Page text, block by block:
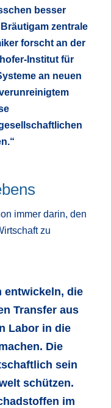
besser
zentrale
forscht an der
Institut für
an neuen
immer darin, den
zu
entwickeln, die
Transfer aus
Labor in die
Die
sein
schützen.
im